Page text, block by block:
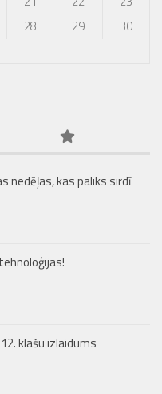
28 29
30
nedēļas, kas paliks sirdī
klašu izlaidums